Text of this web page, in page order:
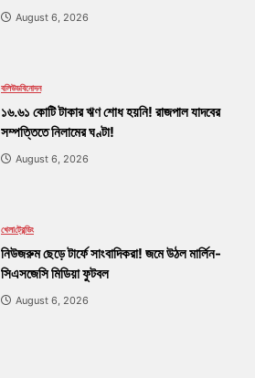
August 6, 2026
বলিউডবিনোদন
১৬.৬১ কোটি টাকার ঋণ শোধ হয়নি! রাজপাল যাদবের
সম্পত্তিতে নিলামের ঘণ্টা!
August 6, 2026
খেলাট্রেন্ডিং
নিউজরুম ছেড়ে টার্ফে সাংবাদিকরা! জমে উঠল মার্লিন-
সিএসজেসি মিডিয়া ফুটবল
August 6, 2026